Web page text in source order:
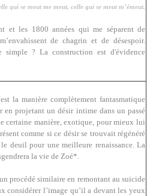
qui se meut me meut, celle qui se meut m’émeut.
et les 1800 années qui me séparent de
de chagrin et de désespoir.
simple ? La construction est d'évidence
la manière complètement fantasmatique
en projetant un désir intime dans un passé
certaine manière, exotique, pour mieux lui
comme si ce désir se trouvait régénéré
deuil pour une meilleure renaissance. La
la vie de Zoé*.
procédé similaire en remontant au suicide
considérer l’image qu’il a devant les yeux